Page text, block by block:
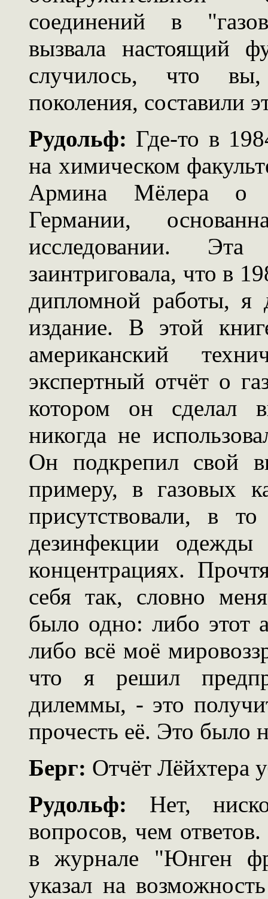
соединений в
вызвала настоящий
случилось, что вы,
поколения, составили
Рудольф: Где-то в
на химическом
Армина Мёлера о
Германии,
исследовании.
заинтриговала, что в
дипломной работы, я
издание. В этой
американский
экспертный отчёт о
котором он сделал
никогда не
Он подкрепил свой
примеру, в газовых
присутствовали, в
дезинфекции
концентрациях.
себя так, словно
было одно: либо этот
либо всё моё
что я решил
дилеммы, - это
прочесть её. Это было
Берг: Отчёт Лёйхтера
Рудольф: Нет,
вопросов, чем
в журнале "Юнген
указал на